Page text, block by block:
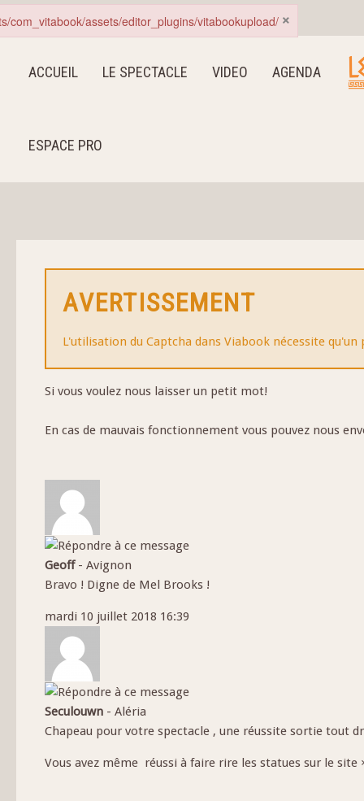
ACCUEIL LE SPECTACLE VIDEO AGENDA
ESPACE PRO
AVERTISSEMENT
L'utilisation du Captcha dans Viabook nécessite
Si vous voulez nous laisser un petit mot!
En cas de mauvais fonctionnement vous pouvez nous
Geoff- Avignon
Bravo ! Digne de Mel Brooks !
mardi 10 juillet 2018 16:39
Seculouwn - Aléria
Chapeau pour votre spectacle , une réussite sortie tout
Vous avez même réussi à faire rire les statues sur le site
com_vitabook/assets/editor_plugins/vitabookupload/ ×